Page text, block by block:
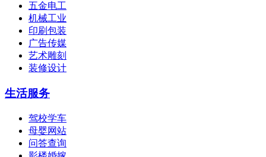
五金电工
机械工业
印刷包装
广告传媒
艺术雕刻
装修设计
生活服务
驾校学车
母婴网站
问答查询